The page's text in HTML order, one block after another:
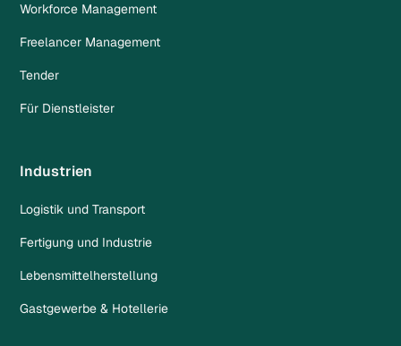
Workforce Management
Freelancer Management
Tender
Für Dienstleister
Industrien
Logistik und Transport
Fertigung und Industrie
Lebensmittelherstellung
Gastgewerbe & Hotellerie